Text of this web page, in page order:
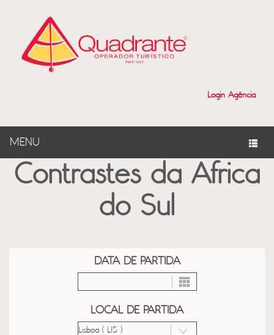
Login Agência
MENU
Contrastes da Africa
do Sul
DATA DE PARTIDA
LOCAL DE PARTIDA